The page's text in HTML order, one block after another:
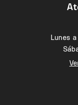
Lunes